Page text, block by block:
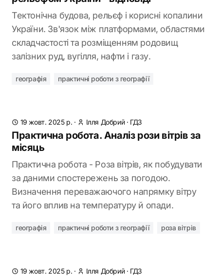
Тектонічна будова, рельєф і корисні копалини
України. Зв'язок між платформами, областями
складчастості та розміщенням родовищ
залізних руд, вугілля, нафти і газу.
географія практичні роботи з географії
19 жовт. 2025 р. · Ілля Добрий· ГДЗ
Практична робота. Аналіз рози вітрів за
місяць
Практична робота - Роза вітрів, як побудувати
за даними спостережень за погодою.
Визначення переважаючого напрямку вітру
та його вплив на температуру й опади.
географія практичні роботи з географії роза вітрів
19 жовт. 2025 р. · Ілля Добрий· ГДЗ